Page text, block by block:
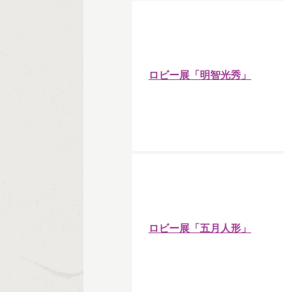
ロビー展「明智光秀」
ロビー展「五月人形」